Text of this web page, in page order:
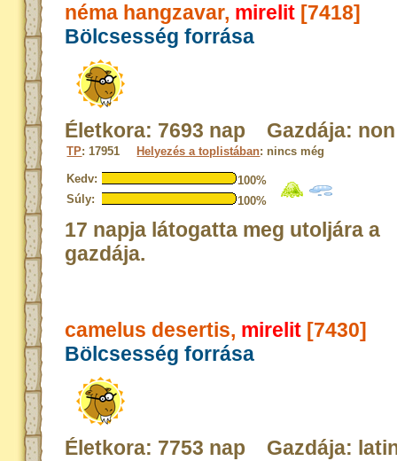
néma hangzavar, mirelit [7418]
Bölcsesség forrása
Életkora: 7693 nap Gazdája:
TP: 17951 Helyezés a toplistában: nincs még
Kedv:
100%
Súly:
100%
17 napja látogatta meg utoljára a
gazdája.
camelus desertis, mirelit [7430]
Bölcsesség forrása
Életkora: 7753 nap Gazdája: